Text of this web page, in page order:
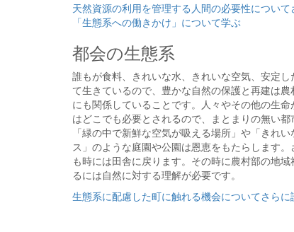
天然資源の利用を管理する人間の必要性につい
「生態系への働きかけ」について学ぶ
都会の生態系
誰もが食料、きれいな水、きれいな空気、安定
て生きているので、豊かな自然の保護と再建は
にも関係していることです。人々やその他の生
はどこでも必要とされるので、まとまりの無い
「緑の中で新鮮な空気が吸える場所」や「きれ
ス」のような庭園や公園は恩恵をもたらします
も時には田舎に戻ります。その時に農村部の地
るには自然に対する理解が必要です。
生態系に配慮した町に触れる機会についてさらに